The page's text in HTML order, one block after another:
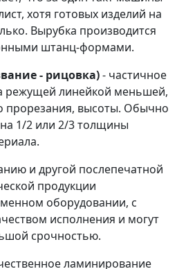
хотя готовых изделий на
Вырубка производится
штанц-формами.
- рицовка)- частичное
режущей линейкой меньшей,
прорезания, высоты. Обычно
1/2 или 2/3 толщины
и другой послепечатной
продукции
оборудовании, с
исполнения и могут
срочностью.
ламинирование